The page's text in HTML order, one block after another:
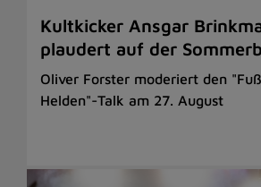
Kultkicker Ansgar
plaudert auf der
Oliver Forster moderiert den
Helden"-Talk am 27. August